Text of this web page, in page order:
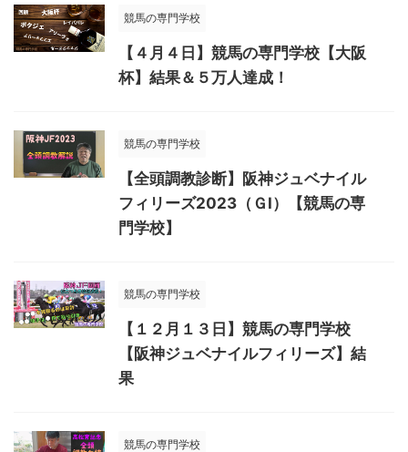
競馬の専門学校
【４月４日】競馬の専門学校【大阪
杯】結果＆５万人達成！
競馬の専門学校
【全頭調教診断】阪神ジュベナイル
フィリーズ2023（ＧⅠ）【競馬の専
門学校】
競馬の専門学校
【１２月１３日】競馬の専門学校
【阪神ジュベナイルフィリーズ】結
果
競馬の専門学校